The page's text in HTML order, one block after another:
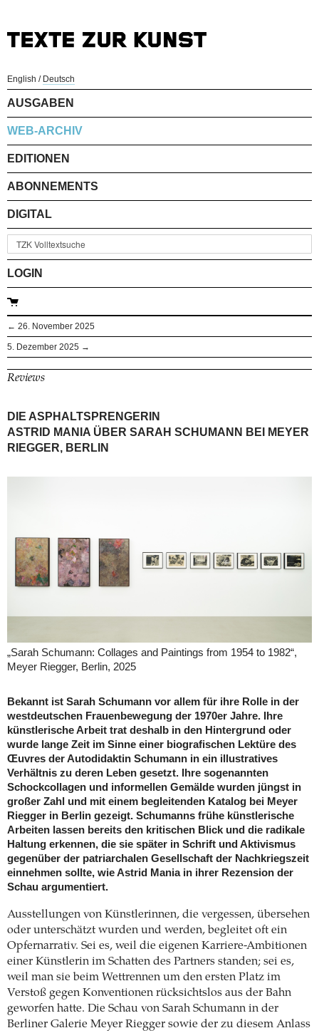
English / Deutsch
AUSGABEN
WEB-ARCHIV
EDITIONEN
ABONNEMENTS
DIGITAL
LOGIN
← 26. November 2025
5. Dezember 2025 →
Reviews
DIE ASPHALTSPRENGERIN
ASTRID MANIA ÜBER SARAH SCHUMANN BEI MEYER
RIEGGER, BERLIN
„Sarah Schumann: Collages and Paintings from 1954 to 1982“,
Meyer Riegger, Berlin, 2025
Bekannt ist Sarah Schumann vor allem für ihre Rolle in der
westdeutschen Frauenbewegung der 1970er Jahre. Ihre
künstlerische Arbeit trat deshalb in den Hintergrund oder
wurde lange Zeit im Sinne einer biografischen Lektüre des
Œuvres der Autodidaktin Schumann in ein illustratives
Verhältnis zu deren Leben gesetzt. Ihre sogenannten
Schockcollagen und informellen Gemälde wurden jüngst in
großer Zahl und mit einem begleitenden Katalog bei Meyer
Riegger in Berlin gezeigt. Schumanns frühe künstlerische
Arbeiten lassen bereits den kritischen Blick und die radikale
Haltung erkennen, die sie später in Schrift und Aktivismus
gegenüber der patriarchalen Gesellschaft der Nachkriegszeit
einnehmen sollte, wie Astrid Mania in ihrer Rezension der
Schau argumentiert.
Ausstellungen von Künstlerinnen, die vergessen, übersehen
oder unterschätzt wurden und werden, begleitet oft ein
Opfernarrativ. Sei es, weil die eigenen Karriere-Ambitionen
einer Künstlerin im Schatten des Partners standen; sei es,
weil man sie beim Wettrennen um den ersten Platz im
Verstoß gegen Konventionen rücksichtslos aus der Bahn
geworfen hatte. Die Schau von Sarah Schumann in der
Berliner Galerie Meyer Riegger sowie der zu diesem Anlass